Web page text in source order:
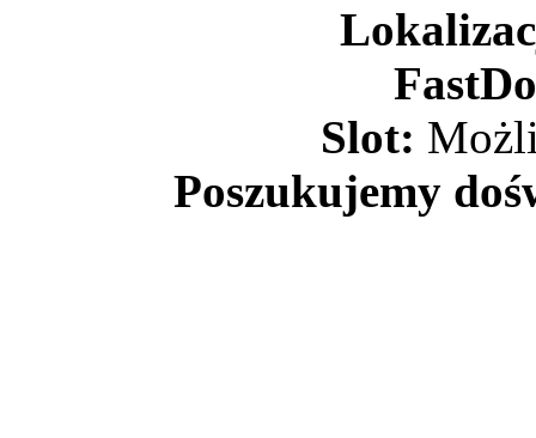
Slot:
Poszukujemy